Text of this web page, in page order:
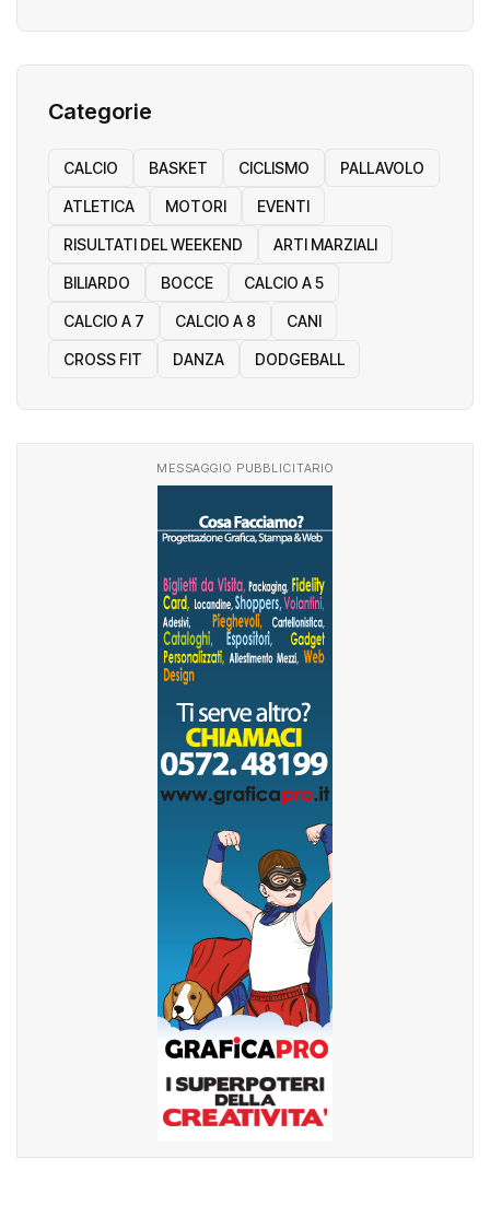
Categorie
CALCIO BASKET CICLISMO PALLAVOLO
ATLETICA MOTORI EVENTI
RISULTATI DEL WEEKEND ARTI MARZIALI
BILIARDO BOCCE CALCIO A 5
CALCIO A 7 CALCIO A 8 CANI
CROSS FIT DANZA DODGEBALL
MESSAGGIO PUBBLICITARIO